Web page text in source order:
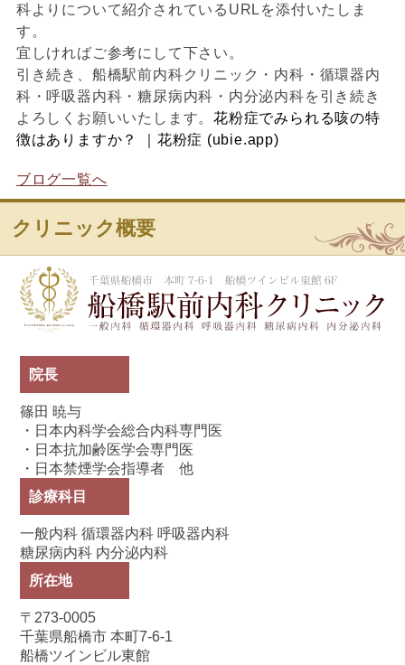
科よりについて紹介されているURLを添付いたしま
す。
宜しければご参考にして下さい。
引き続き、船橋駅前内科クリニック・内科・循環器内
科・呼吸器内科・糖尿病内科・内分泌内科を引き続き
よろしくお願いいたします。花粉症でみられる咳の特
徴はありますか？ ｜花粉症 (ubie.app)
ブログ一覧へ
クリニック概要
院長
篠田 暁与
・日本内科学会総合内科専門医
・日本抗加齢医学会専門医
・日本禁煙学会指導者 他
診療科目
一般内科 循環器内科 呼吸器内科
糖尿病内科 内分泌内科
所在地
〒273-0005
千葉県船橋市 本町7-6-1
船橋ツインビル東館